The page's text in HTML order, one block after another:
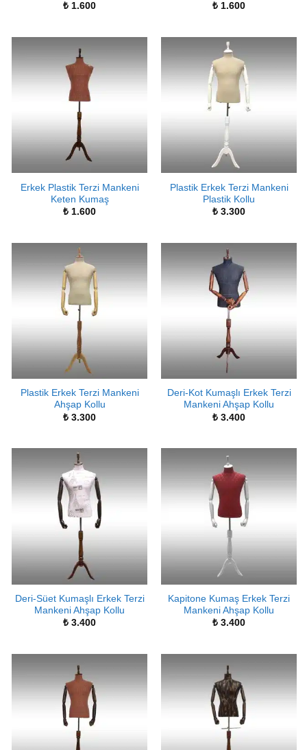
₺ 1.600
₺ 1.600
Erkek Plastik Terzi Mankeni
Keten Kumaş
₺ 1.600
Plastik Erkek Terzi Mankeni
Plastik Kollu
₺ 3.300
Plastik Erkek Terzi Mankeni
Ahşap Kollu
₺ 3.300
Deri-Kot Kumaşlı Erkek Terzi
Mankeni Ahşap Kollu
₺ 3.400
Deri-Süet Kumaşlı Erkek Terzi
Mankeni Ahşap Kollu
₺ 3.400
Kapitone Kumaş Erkek Terzi
Mankeni Ahşap Kollu
₺ 3.400